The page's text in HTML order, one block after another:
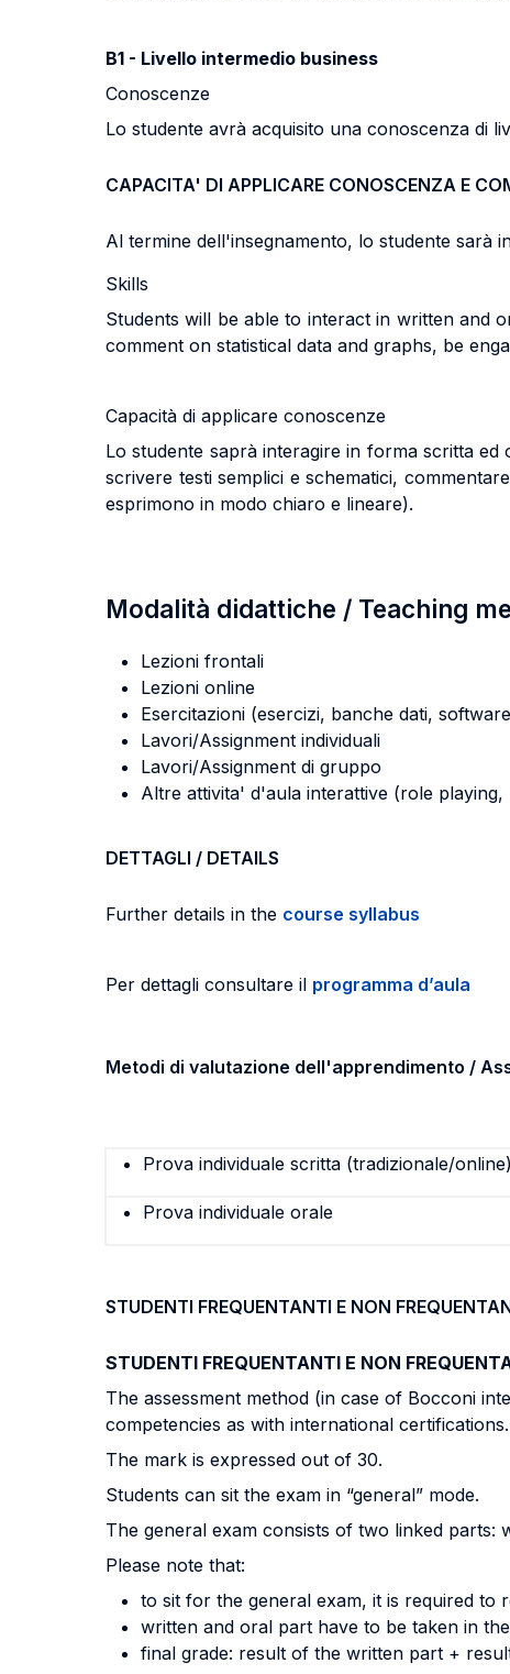
B1 - Livello intermedio business
Conoscenze
Lo studente avrà acquisito una conoscenza di
CAPACITA' DI APPLICARE CONOSCENZA E
Al termine dell'insegnamento, lo studente sarà
Skills
Students will be able to interact in written and
comment on statistical data and graphs, be
Capacità di applicare conoscenze
Lo studente saprà interagire in forma scritta
scrivere testi semplici e schematici,
esprimono in modo chiaro e lineare).
Modalità didattiche / Teaching
Lezioni frontali
Lezioni online
Esercitazioni (esercizi, banche dati,
Lavori/Assignment individuali
Lavori/Assignment di gruppo
Altre attivita' d'aula interattive (role
DETTAGLI / DETAILS
Further details in the course syllabus
Per dettagli consultare il programma d’aula
Metodi di valutazione dell'apprendimento /
Prova individuale scritta (tradizionale/online)
Prova individuale orale
STUDENTI FREQUENTANTI E NON
STUDENTI FREQUENTANTI E NON
The assessment method (in case of Bocconi
competencies as with international certifications.
The mark is expressed out of 30.
Students can sit the exam in “general” mode.
The general exam consists of two linked parts:
Please note that:
to sit for the general exam, it is required to
written and oral part have to be taken in
final grade: result of the written part +